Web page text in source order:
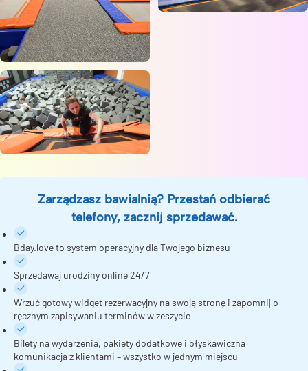
Zarządzasz bawialnią? Przestań odbierać
telefony, zacznij sprzedawać.
Bday.love to system operacyjny dla Twojego biznesu
Sprzedawaj urodziny online 24/7
Wrzuć gotowy widget rezerwacyjny na swoją stronę i zapomnij o
ręcznym zapisywaniu terminów w zeszycie
Bilety na wydarzenia, pakiety dodatkowe i błyskawiczna
komunikacja z klientami – wszystko w jednym miejscu